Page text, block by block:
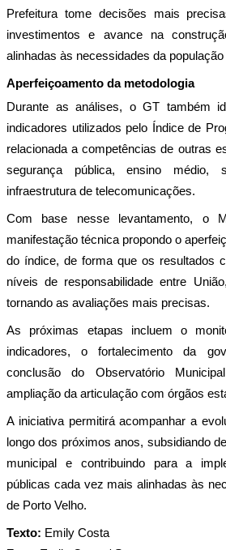
Prefeitura tome decisões mais
investimentos e avance na
alinhadas às necessidades da população
Aperfeiçoamento da metodologia
Durante as análises, o GT também
indicadores utilizados pelo Índice de
relacionada a competências de outras
segurança pública, ensino
infraestrutura de telecomunicações.
Com base nesse levantamento, o
manifestação técnica propondo o
do índice, de forma que os resultados
níveis de responsabilidade entre
tornando as avaliações mais precisas.
As próximas etapas incluem o
indicadores, o fortalecimento da
conclusão do Observatório
ampliação da articulação com órgãos
A iniciativa permitirá acompanhar a
longo dos próximos anos, subsidiando
municipal e contribuindo para a
públicas cada vez mais alinhadas às
de Porto Velho.
Texto: Emily Costa